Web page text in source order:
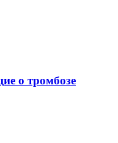
о тромбозе